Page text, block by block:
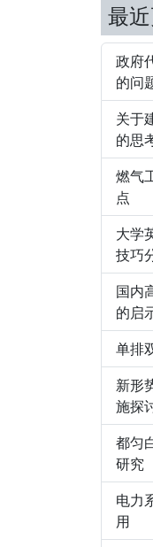
最
政府
的问
关于
的思
燃气
点
大学
技巧
国内
的启
单排
新形
施探
都匀
研究
电力
用